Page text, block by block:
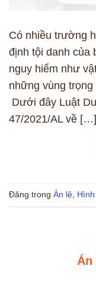
Có nhiều trường
định tội danh của
nguy hiểm như
những vùng
Dưới đây Luật
47/2021/AL về […]
Đăng trong Án lệ,
Án